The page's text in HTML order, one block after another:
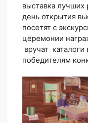
выставка
день открытия
посетят с
церемонии
вручат
победителям